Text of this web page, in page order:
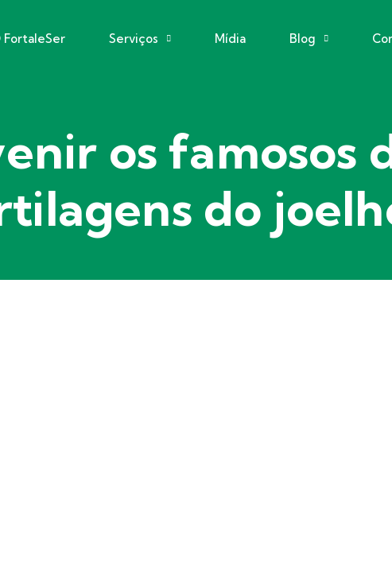
FortaleSer Serviços Mídia Blog
os famosos
do